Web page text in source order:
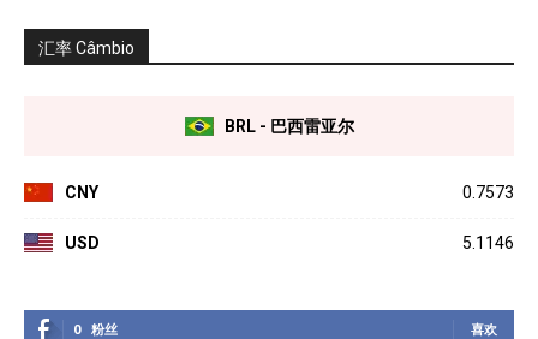
汇率 Câmbio
BRL - 巴西雷亚尔
CNY 0.7573
USD 5.1146
0 粉丝 喜欢